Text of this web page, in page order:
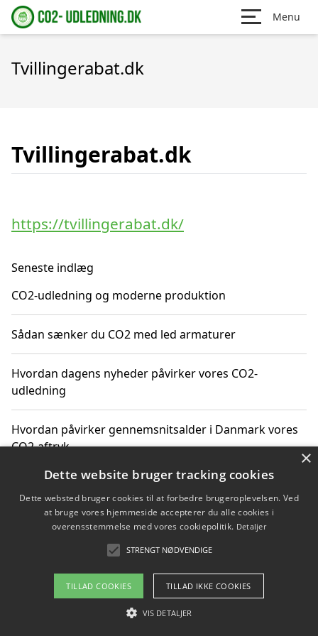
Menu
Tvillingerabat.dk
Tvillingerabat.dk
https://tvillingerabat.dk/
Seneste indlæg
CO2-udledning og moderne produktion
Sådan sænker du CO2 med led armaturer
Hvordan dagens nyheder påvirker vores CO2-
udledning
Hvordan påvirker gennemsnitsalder i Danmark vores
CO2-aftryk
Hvordan nyheder om CO2-udledning påvirker vores
hverdag
Om / kontakt
Blog Betingelser
×
Dette website bruger tracking cookies
Dette websted bruger cookies til at forbedre brugeroplevelsen. Ved
at bruge vores hjemmeside accepterer du alle cookies i
overensstemmelse med vores cookiepolitik. Detaljer
STRENGT NØDVENDIGE
TILLAD COOKIES TILLAD IKKE COOKIES
VIS DETALJER